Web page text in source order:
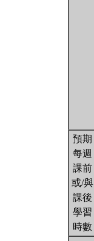
預期
每週
課前
或/與
課後
學習
時數